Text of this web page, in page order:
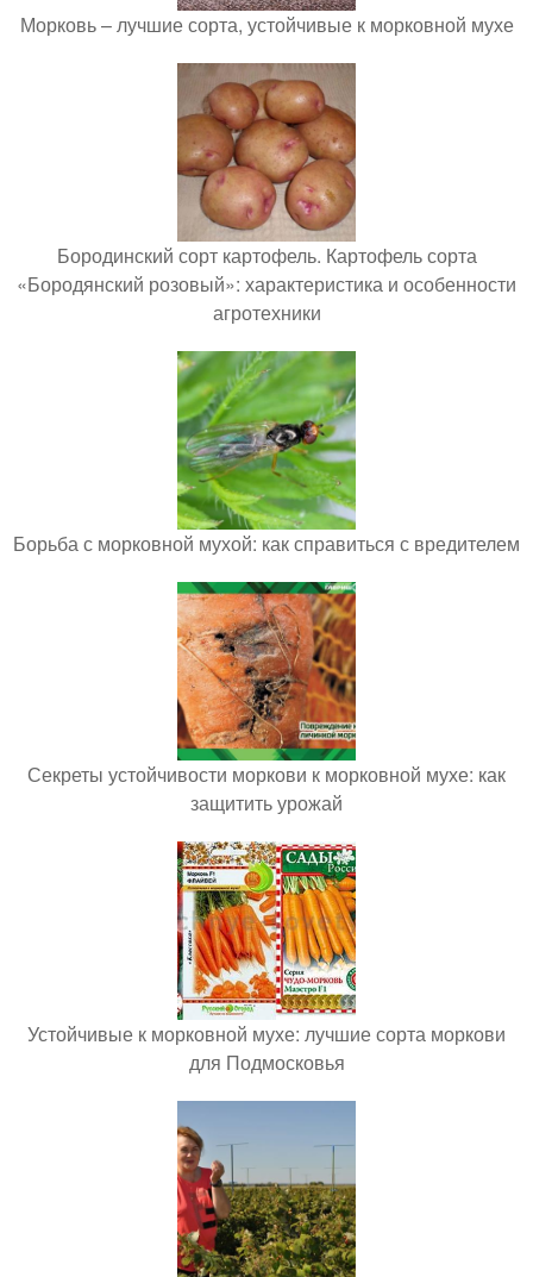
Морковь – лучшие сорта, устойчивые к морковной мухе
Бородинский сорт картофель. Картофель сорта
«Бородянский розовый»: характеристика и особенности
агротехники
Борьба с морковной мухой: как справиться с вредителем
Секреты устойчивости моркови к морковной мухе: как
защитить урожай
Устойчивые к морковной мухе: лучшие сорта моркови
для Подмосковья